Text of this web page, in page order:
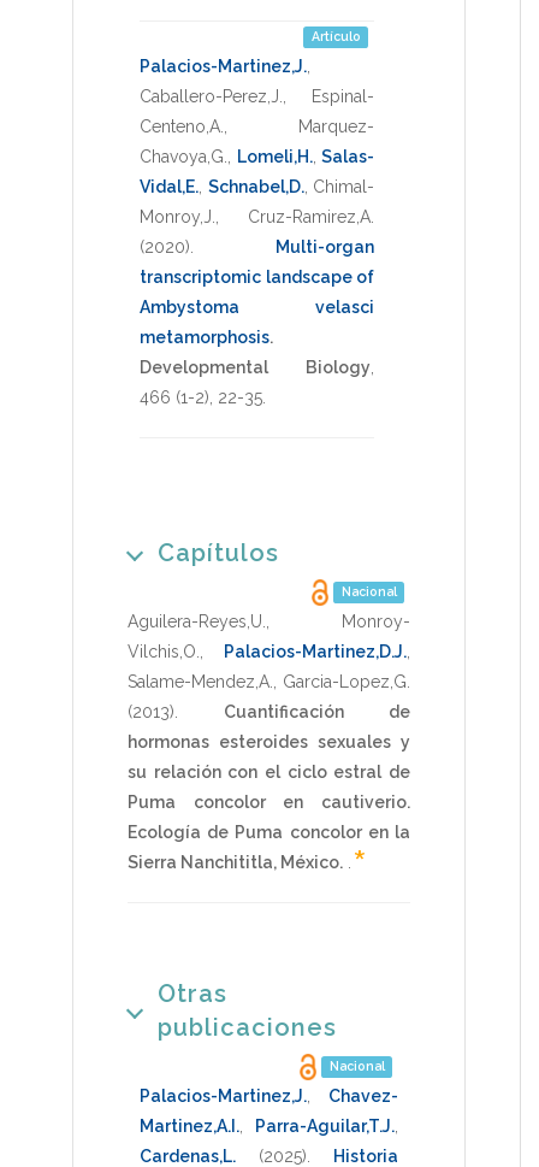
Artículo
Palacios-Martinez,J.
Caballero-Perez,J.
Espinal-
Centeno,A.
Marquez-
Chavoya,G.
Lomeli,H., Salas-
Vidal,E. Schnabel,D., Chimal-
Monroy,J.
Cruz-Ramirez,A.
(2020)
Multi-organ
transcriptomic landscape of
Ambystoma velasci
metamorphosis.
Developmental Biology
466 (1-2), 22-35
Capítulos
Nacional
Aguilera-Reyes,U.
Monroy-
Vilchis,O.
Palacios-Martinez,D.J.
Salame-Mendez,A.
Garcia-Lopez,G.
(2013)
Cuantificación de
hormonas esteroides sexuales y
su relación con el ciclo estral de
Puma concolor en cautiverio.
Ecología de Puma concolor en la
Sierra Nanchititla, México.
*
Otras
publicaciones
Nacional
Palacios-Martinez,J.
Chavez-
Martinez,A.I.
Parra-Aguilar,T.J.
Cardenas,L.
(2025)
Historia